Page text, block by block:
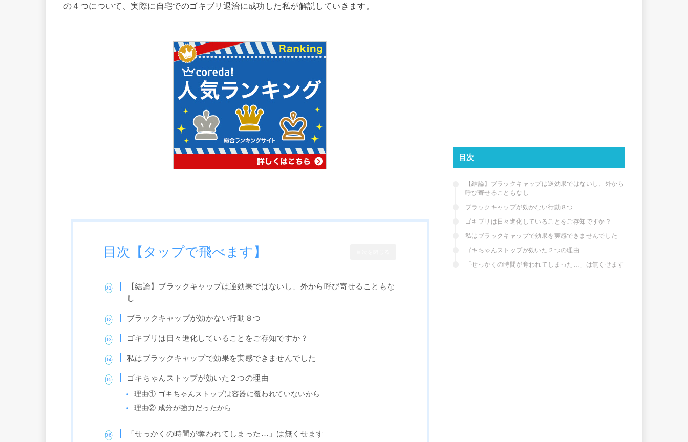
の４つについて、実際に自宅でのゴキブリ退治に成功した私が解説していきます。
目次【タップで飛べます】
【結論】ブラックキャップは逆効果ではないし、外から呼び寄せることもな
し
ブラックキャップが効かない行動８つ
ゴキブリは日々進化していることをご存知ですか？
私はブラックキャップで効果を実感できませんでした
ゴキちゃんストップが効いた２つの理由
理由① ゴキちゃんストップは容器に覆われていないから
理由② 成分が強力だったから
「せっかくの時間が奪われてしまった…」は無くせます
目次
【結論】ブラックキャップは逆効果ではないし、外から
呼び寄せることもなし
ブラックキャップが効かない行動８つ
ゴキブリは日々進化していることをご存知ですか？
私はブラックキャップで効果を実感できませんでした
ゴキちゃんストップが効いた２つの理由
「せっかくの時間が奪われてしまった…」は無くせます